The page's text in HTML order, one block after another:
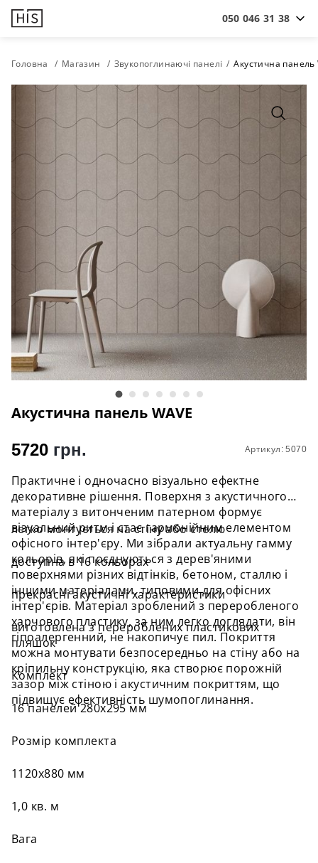
050 046 31 38
Головна Магазин Звукопоглинаючі панелі Акустична панель
Акустична панель WAVE
Артикул: 5070
5720 грн.
Практичне і одночасно візуально ефектне
декоративне рішення. Поверхня з акустичного
матеріалу з витонченим патерном формує
візуальний ритм і стає гармонійним елементом
офісного інтер'єру. Ми зібрали актуальну гамму
кольорів, які поєднуються з дерев'яними
поверхнями різних відтінків, бетоном, сталлю і
іншими матеріалами, типовими для офісних
інтер'єрів. Матеріал зроблений з переробленого
харчового пластику, за ним легко доглядати, він
гіпоалергенний, не накопичує пил. Покриття
можна монтувати безпосередньо на стіну або на
кріпильну конструкцію, яка створює порожній
зазор між стіною і акустичним покриттям, що
підвищує ефективність шумопоглинання.
легко монтується на стіну або стелю
доступна в 16 кольорах
прекрасні акустичні характеристики
виготовлена ​​з перероблених пластикових
пляшок
Комплект
16 панелей 280х295 мм
Розмір комплекта
1120х880 мм
1,0 кв. м
Вага